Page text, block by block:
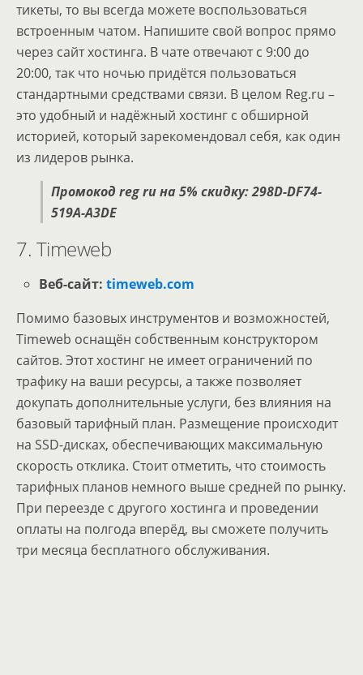
тикеты, то вы всегда можете воспользоваться
встроенным чатом. Напишите свой вопрос прямо
через сайт хостинга. В чате отвечают с 9:00 до
20:00, так что ночью придётся пользоваться
стандартными средствами связи. В целом Reg.ru –
это удобный и надёжный хостинг с обширной
историей, который зарекомендовал себя, как один
из лидеров рынка.
Промокод reg ru на 5% скидку: 298D-DF74-
519A-A3DE
7. Timeweb
Веб-сайт:timeweb.com
Помимо базовых инструментов и возможностей,
Timeweb оснащён собственным конструктором
сайтов. Этот хостинг не имеет ограничений по
трафику на ваши ресурсы, а также позволяет
докупать дополнительные услуги, без влияния на
базовый тарифный план. Размещение происходит
на SSD-дисках, обеспечивающих максимальную
скорость отклика. Стоит отметить, что стоимость
тарифных планов немного выше средней по рынку.
При переезде с другого хостинга и проведении
оплаты на полгода вперёд, вы сможете получить
три месяца бесплатного обслуживания.